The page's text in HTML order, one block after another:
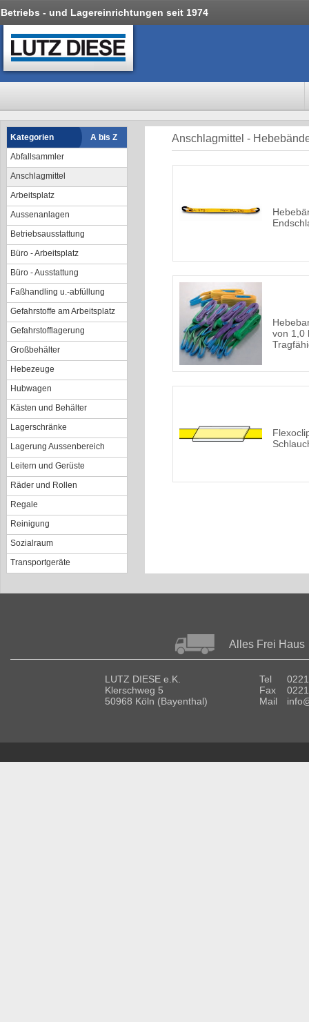
Betriebs - und Lagereinrichtungen seit 1974
Kategorien
A bis Z
Abfallsammler
Anschlagmittel
Arbeitsplatz
Aussenanlagen
Betriebsausstattung
Büro - Arbeitsplatz
Büro - Ausstattung
Faßhandling u.-abfüllung
Gefahrstoffe am Arbeitsplatz
Gefahrstofflagerung
Großbehälter
Hebezeuge
Hubwagen
Kästen und Behälter
Lagerschränke
Lagerung Aussenbereich
Leitern und Gerüste
Räder und Rollen
Regale
Reinigung
Sozialraum
Transportgeräte
Anschlagmittel -
von 1,0
Alles Frei Haus
LUTZ DIESE e.K.
Klerschweg 5
50968 Köln (Bayenthal)
Tel
Fax
Mail